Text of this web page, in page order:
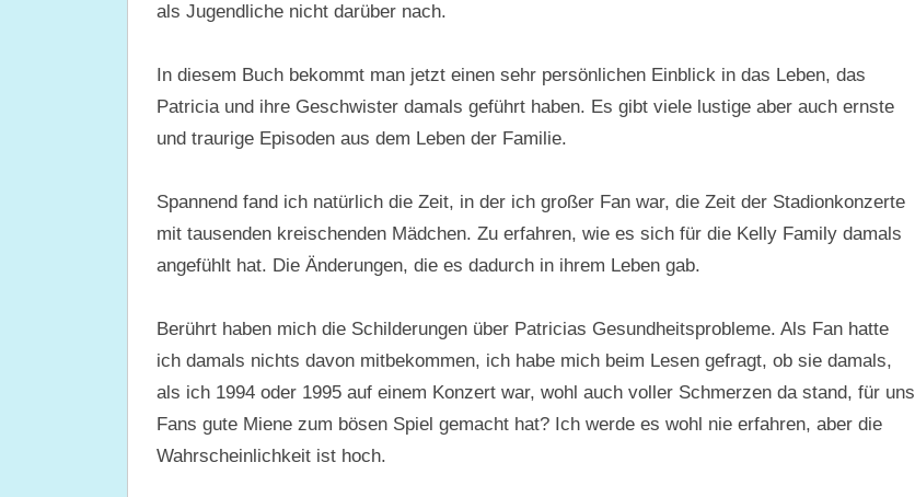
als Jugendliche nicht darüber nach.
In diesem Buch bekommt man jetzt einen sehr persönlichen Einblick in das Leben, das
Patricia und ihre Geschwister damals geführt haben. Es gibt viele lustige aber auch ernste
und traurige Episoden aus dem Leben der Familie.
Spannend fand ich natürlich die Zeit, in der ich großer Fan war, die Zeit der Stadionkonzerte
mit tausenden kreischenden Mädchen. Zu erfahren, wie es sich für die Kelly Family damals
angefühlt hat. Die Änderungen, die es dadurch in ihrem Leben gab.
Berührt haben mich die Schilderungen über Patricias Gesundheitsprobleme. Als Fan hatte
ich damals nichts davon mitbekommen, ich habe mich beim Lesen gefragt, ob sie damals,
als ich 1994 oder 1995 auf einem Konzert war, wohl auch voller Schmerzen da stand, für uns
Fans gute Miene zum bösen Spiel gemacht hat? Ich werde es wohl nie erfahren, aber die
Wahrscheinlichkeit ist hoch.